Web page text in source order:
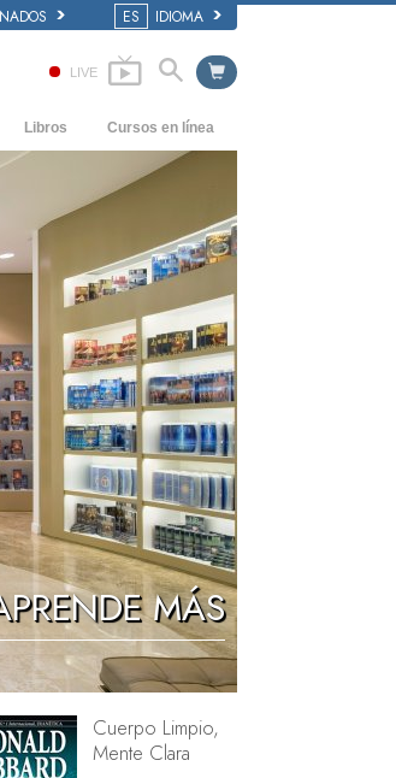
ES IDIOMA
LIVE
Libros
Audiolibros
Conferencias Introductorias
Películas
Cursos en línea
los Conflictos
de la Existencia
de la Comprensión
para un Entorno Peligroso
para Enfermedades y Lesiones
y la Honestidad
Tonal Emocional
a las Drogas
para el Entorno Laboral
y las Condiciones
de la Supresión
MÁS
Cuerpo Limpio,
Mente Clara